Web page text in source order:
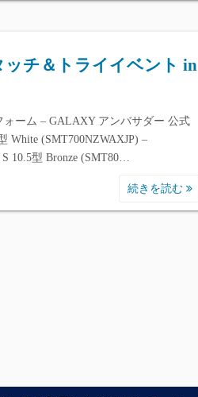
チ＆トライイベント in
ーム – GALAXY アンバサダー 公式
White (SMT700NZWAXJP) –
S 10.5型 Bronze (SMT80…
続きを読む